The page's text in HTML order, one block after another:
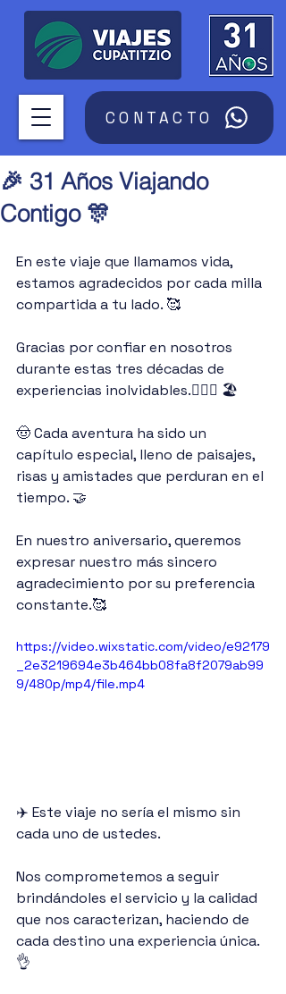
CONTACTO
🎉 31 Años Viajando
Contigo 🎊
En este viaje que llamamos vida,
estamos agradecidos por cada milla
compartida a tu lado. 🥰
Gracias por confiar en nosotros
durante estas tres décadas de
experiencias inolvidables.🏄🏾‍♀️ 🏖
🤠 Cada aventura ha sido un
capítulo especial, lleno de paisajes,
risas y amistades que perduran en el
tiempo. 🤝
En nuestro aniversario, queremos
expresar nuestro más sincero
agradecimiento por su preferencia
constante.🥰
https://video.wixstatic.com/video/e92179
_2e3219694e3b464bb08fa8f2079ab99
9/480p/mp4/file.mp4
✈️ Este viaje no sería el mismo sin
cada uno de ustedes.
Nos comprometemos a seguir
brindándoles el servicio y la calidad
que nos caracterizan, haciendo de
cada destino una experiencia única.
👌